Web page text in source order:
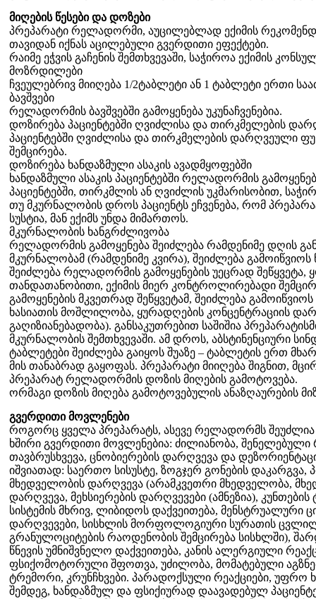
მიღების წესები და დოზები
პრეპარატი რელადორმი, აუცილებლად ექიმის
თავიდან იქნას აცილებული გვერდითი ეფექტები.
რაიმე ეჭვის გაჩენის შემთხვევაში, საჭიროა ექიმის
მოზრდილები
ჩვეულებრივ მიიღება 1/2ტაბლეტი ან 1 ტაბლეტი ერთი
ბავშვები
რელადორმის ბავშვებში გამოყენება უკუნაჩვენებია.
დოზირება პაციენტებში ღვიძლისა და თირკმელების
პაციენტებში ღვიძლისა და თირკმელების დარღვეული
შემცირება.
დოზირება ხანდაზმული ასაკის ავადმყოფებში
ხანდაზმული ასაკის პაციენტებში რელადორმის
პაციენტებში, თირკმლის ან ღვიძლის უკმარისობით,
თუ მკურნალობის დროს პაციენტს ეჩვენება, რომ
სუსტია, მან ექიმს უნდა მიმართოს.
მკურნალობის ხანგრძლივობა
რელადორმის გამოყენება შეიძლება რამდენიმე დღის
მკურნალობამ (რამდენიმე კვირა), შეიძლება
შეიძლება რელადორმის გამოყენების უეცრად
თანდათანობითი, ექიმის მიერ კონტროლირებადი
გამოყენების მკვეთრად შეწყვეტამ, შეიძლება
ხასიათის მოშლილობა, ყურადღების კონცენტრაციის
გაღიზიანებადობა). განსაკუთრებით საშიშია
მკურნალობის შემთხვევაში. ამ დროს, აბსტინენციური
ტაბლეტები შეიძლება გაიყოს შუაზე – ტაბლეტის ერთ
მის თანაბრად გაყოფას. პრეპარატი მიიღება შიგნით,
პრეპარატ რელადორმის დოზის მიღების გამოტოვება.
ორმაგი დოზის მიღება გამოტოვებულის ანაზღაურების
გვერდითი მოვლენები
როგორც ყველა პრეპარატს, ასევე რელადორმს შეუძლია
ხშირი გვერდითი მოვლენებია: ძილიანობა, შენელებული
თავბრუსხვევა, ცნობიერების დარღვევა და
იშვიათად: საერთო სისუსტე, ზოგჯერ გონების დაკარგვა,
მხედველობის დარღვევა (არამკვეთრი მხედველობა,
დარღვევა, მეხსიერების დარღვევები (ამნეზია),
სისტემის მხრივ, ლიბიდოს დაქვეითება, მენსტრუალური
დარღვევები, სისხლის მორფოლოგიური სურათის
გრანულოციტების რაოდენობის შემცირება სისხლში),
წნევის უმნიშვნელო დაქვეითება, კანის ალერგიული
ფსიქომოტორული შფოთვა, უძილობა, მომატებული
ტრემორი, კრუნჩხვები. პარადოქსული რეაქციები, უფრო
შემდეგ, ხანდაზმულ და ფსიქიურად დაავადებულ